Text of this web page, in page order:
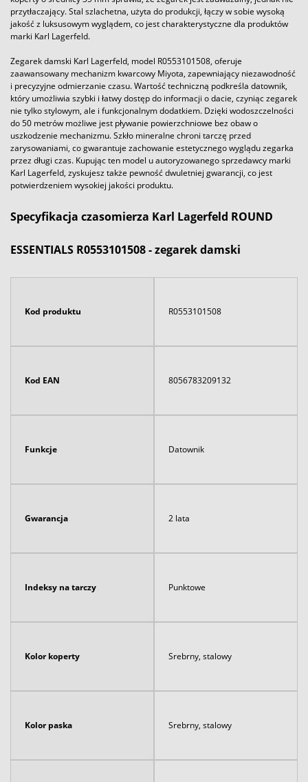
przytłaczający. Stal szlachetna, użyta do produkcji, łączy w sobie wysoką
jakość z luksusowym wyglądem, co jest charakterystyczne dla produktów
marki Karl Lagerfeld.
Zegarek damski Karl Lagerfeld, model R0553101508, oferuje
zaawansowany mechanizm kwarcowy Miyota, zapewniający niezawodność
i precyzyjne odmierzanie czasu. Wartość techniczną podkreśla datownik,
który umożliwia szybki i łatwy dostęp do informacji o dacie, czyniąc zegarek
nie tylko stylowym, ale i funkcjonalnym dodatkiem. Dzięki wodoszczelności
do 50 metrów możliwe jest pływanie powierzchniowe bez obaw o
uszkodzenie mechanizmu. Szkło mineralne chroni tarczę przed
zarysowaniami, co gwarantuje zachowanie estetycznego wyglądu zegarka
przez długi czas. Kupując ten model u autoryzowanego sprzedawcy marki
Karl Lagerfeld, zyskujesz także pewność dwuletniej gwarancji, co jest
potwierdzeniem wysokiej jakości produktu.
Specyfikacja czasomierza Karl Lagerfeld ROUND
ESSENTIALS R0553101508 - zegarek damski
Kod produktu R0553101508
Kod EAN 8056783209132
Funkcje Datownik
Gwarancja 2 lata
Indeksy na tarczy Punktowe
Kolor koperty Srebrny, stalowy
Kolor paska Srebrny, stalowy